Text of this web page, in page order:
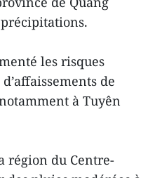
les risques
de
à Tuyên
région du Centre-